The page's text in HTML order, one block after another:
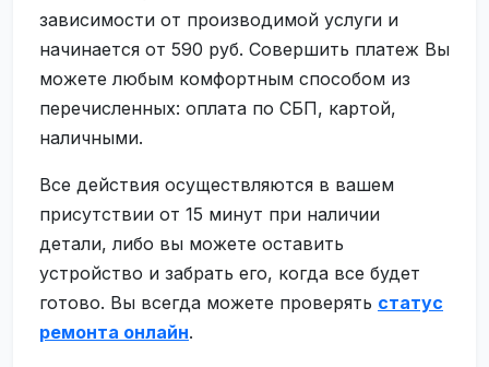
зависимости от производимой услуги и
начинается от 590 руб. Совершить платеж Вы
можете любым комфортным способом из
перечисленных: оплата по СБП, картой,
наличными.
Все действия осуществляются в вашем
присутствии от 15 минут при наличии
детали, либо вы можете оставить
устройство и забрать его, когда все будет
готово. Вы всегда можете проверять статус
ремонта онлайн.